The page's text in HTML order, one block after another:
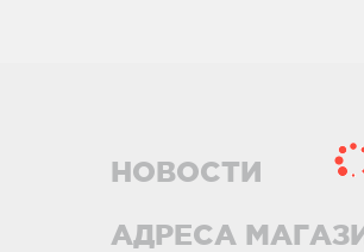
НОВОСТИ
АДРЕСА